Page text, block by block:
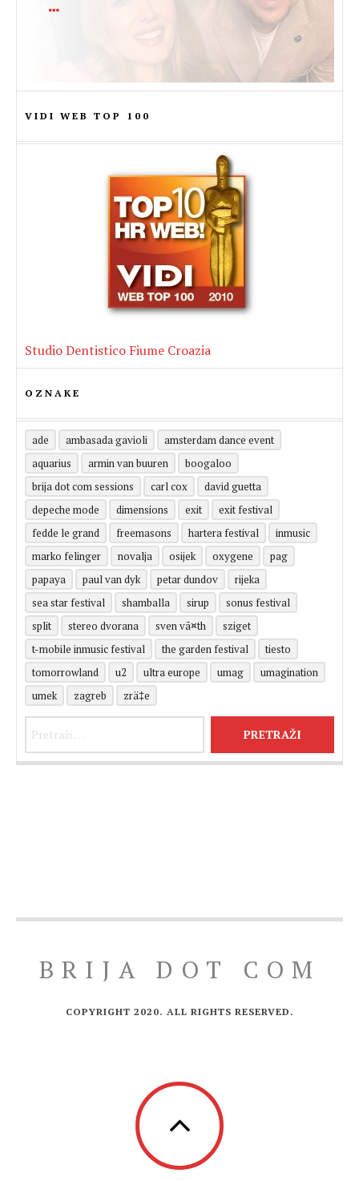
VIDI WEB TOP 100
Studio Dentistico Fiume Croazia
OZNAKE
ade ambasada gavioli
amsterdam dance event
aquarius
armin van buuren
boogaloo
brija dot com sessions
carl cox
david guetta
depeche mode
dimensions exit
exit festival
fedde le grand
freemasons hartera festival
inmusic
marko felinger
novalja osijek oxygene
pag
papaya
paul van dyk petar dundov
rijeka
sea star festival
shamballa sirup
sonus festival
split
stereo dvorana sven vã¤th
sziget
t-mobile inmusic festival
the garden festival
tiesto
tomorrowland
u2 ultra europe umag
umagination
umek
zagreb zrä‡e
BRIJA DOT COM
COPYRIGHT 2020. ALL RIGHTS RESERVED.